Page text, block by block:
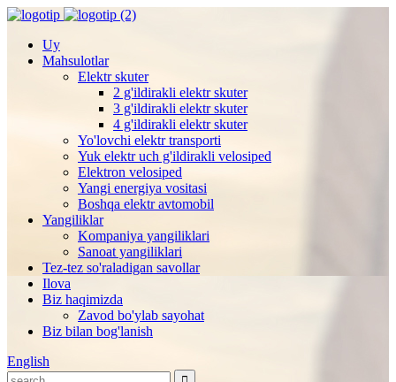
Uy
Mahsulotlar
Elektr skuter
2 g'ildirakli elektr skuter
3 g'ildirakli elektr skuter
4 g'ildirakli elektr skuter
Yo'lovchi elektr transporti
Yuk elektr uch g'ildirakli velosiped
Elektron velosiped
Yangi energiya vositasi
Boshqa elektr avtomobil
Yangiliklar
Kompaniya yangiliklari
Sanoat yangiliklari
Tez-tez so'raladigan savollar
Ilova
Biz haqimizda
Zavod bo'ylab sayohat
Biz bilan bog'lanish
English